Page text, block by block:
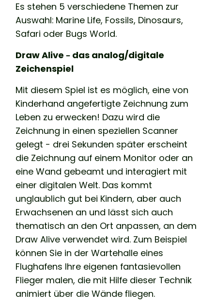
Es stehen 5 verschiedene Themen zur
Auswahl: Marine Life, Fossils, Dinosaurs,
Safari oder Bugs World.
Draw Alive – das analog/digitale
Zeichenspiel
Mit diesem Spiel ist es möglich, eine von
Kinderhand angefertigte Zeichnung zum
Leben zu erwecken! Dazu wird die
Zeichnung in einen speziellen Scanner
gelegt - drei Sekunden später erscheint
die Zeichnung auf einem Monitor oder an
eine Wand gebeamt und interagiert mit
einer digitalen Welt. Das kommt
unglaublich gut bei Kindern, aber auch
Erwachsenen an und lässt sich auch
thematisch an den Ort anpassen, an dem
Draw Alive verwendet wird. Zum Beispiel
können Sie in der Wartehalle eines
Flughafens Ihre eigenen fantasievollen
Flieger malen, die mit Hilfe dieser Technik
animiert über die Wände fliegen.